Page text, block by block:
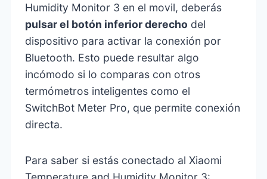
Humidity Monitor 3 en el movil, deberás
pulsar el botón inferior derecho del
dispositivo para activar la conexión por
Bluetooth. Esto puede resultar algo
incómodo si lo comparas con otros
termómetros inteligentes como el
SwitchBot Meter Pro, que permite conexión
directa.
Para saber si estás conectado al Xiaomi